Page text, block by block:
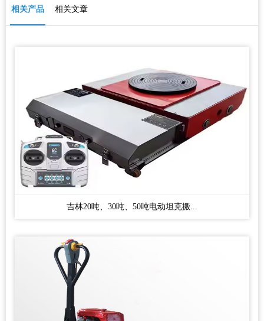
相关产品 相关文章
吉林20吨、30吨、50吨电动坦克搬...